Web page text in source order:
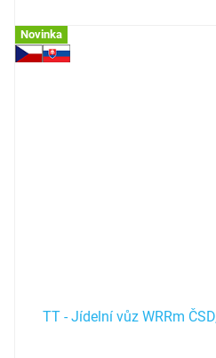
Novinka
TT - Jídelní vůz WRRm